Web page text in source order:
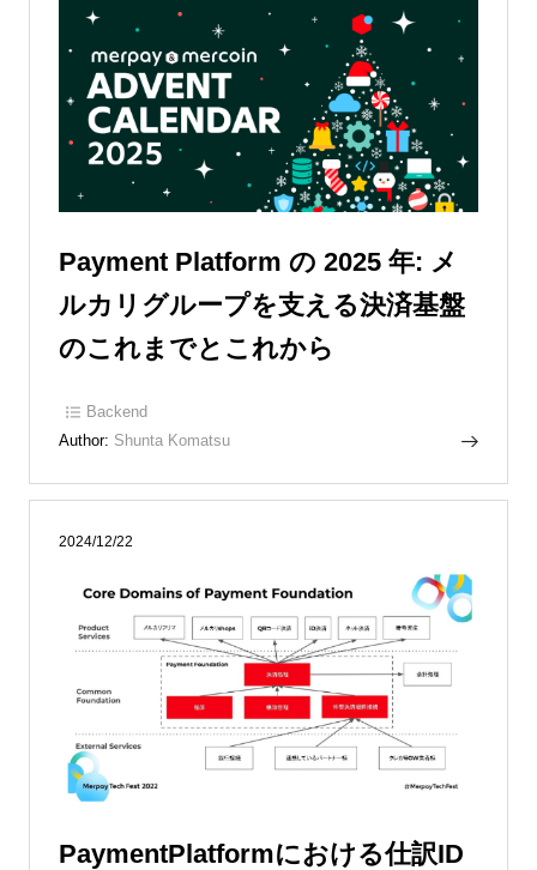
Payment Platform の 2025 年: メ
ルカリグループを支える決済基盤
のこれまでとこれから
Backend
Author: Shunta Komatsu
2024/12/22
PaymentPlatformにおける仕訳ID